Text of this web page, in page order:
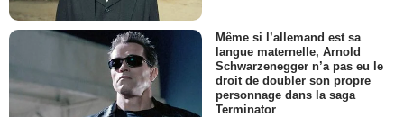
Même si l’allemand est sa
langue maternelle, Arnold
Schwarzenegger n’a pas eu le
droit de doubler son propre
personnage dans la saga
Terminator